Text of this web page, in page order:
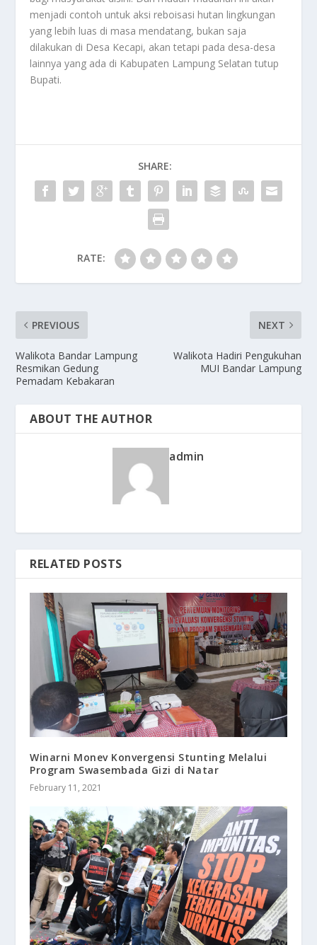
menjadi contoh untuk aksi reboisasi hutan lingkungan
yang lebih luas di masa mendatang, bukan saja
dilakukan di Desa Kecapi, akan tetapi pada desa-desa
lainnya yang ada di Kabupaten Lampung Selatan tutup
Bupati.
SHARE:
RATE:
PREVIOUS
Walikota Bandar Lampung
Resmikan Gedung
Pemadam Kebakaran
NEXT
Walikota Hadiri Pengukuhan
MUI Bandar Lampung
ABOUT THE AUTHOR
admin
RELATED POSTS
Winarni Monev Konvergensi Stunting Melalui
Program Swasembada Gizi di Natar
February 11, 2021